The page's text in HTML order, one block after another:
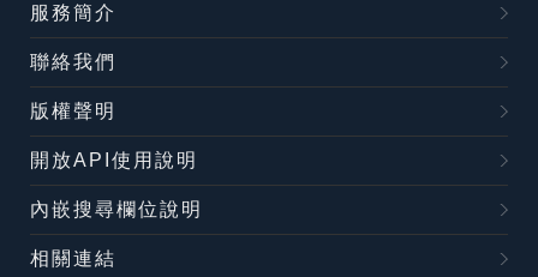
服務簡介
聯絡我們
版權聲明
開放API使用說明
內嵌搜尋欄位說明
相關連結